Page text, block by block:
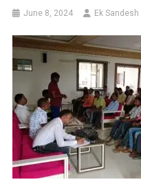
June 8, 2024 Ek Sandesh